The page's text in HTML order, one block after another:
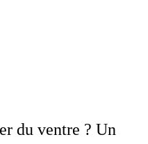
du ventre ? Un